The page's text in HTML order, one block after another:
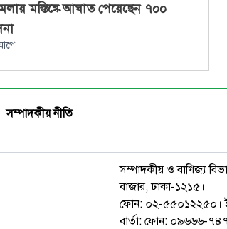
মস্তিষ্কে আঘাত পেয়েছেন ৭০০
সম্পাদকীয় নীতি
সম্পাদকীয় ও বাণিজ্য
বাজার, ঢাকা-১২১৫।
ফোন: ০২-৫৫০১২২৫০।
বার্তা: ফোন: ০৯৬৬৬-